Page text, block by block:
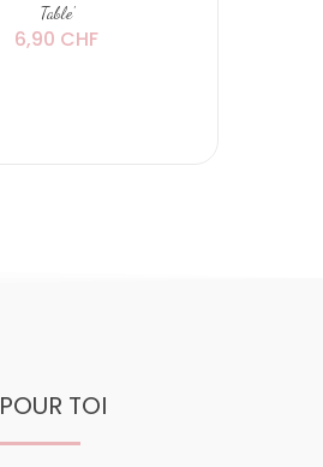
Table'
6,90 CHF
POUR TOI